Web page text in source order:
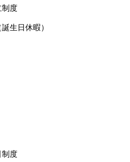
制度
生日休暇）
制度